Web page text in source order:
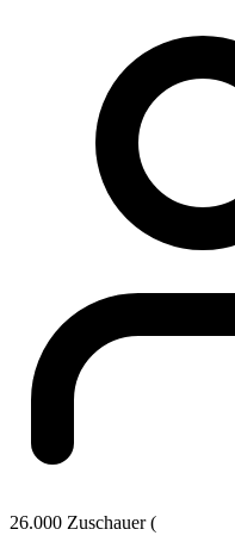
26.000 Zuschauer (